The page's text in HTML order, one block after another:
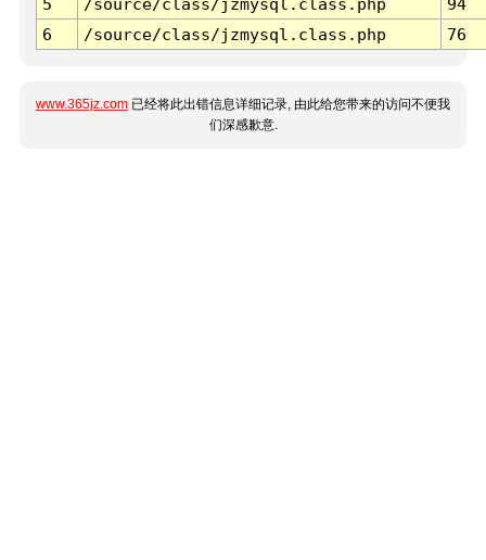
5
/source/class/jzmysql.class.php
94
6
/source/class/jzmysql.class.php 76
www.365jz.com 已经将此出错信息详细记录, 由此给您带来的访问不便我
们深感歉意.